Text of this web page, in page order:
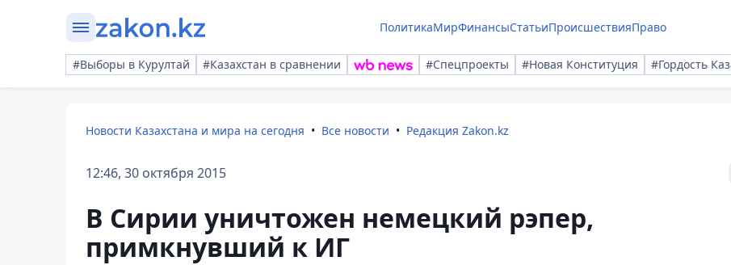
ПолитикаМирФинансыСтатьиПроисшествияПраво
#Выборы в Курултай #Казахстан в сравнении #Спецпроекты #Новая Конституция #Гордость
Новости Казахстана и мира на сегодня Все новости Редакция Zakon.kz
12:46, 30 октября 2015
В Сирии уничтожен немецкий рэпер,
примкнувший к ИГ